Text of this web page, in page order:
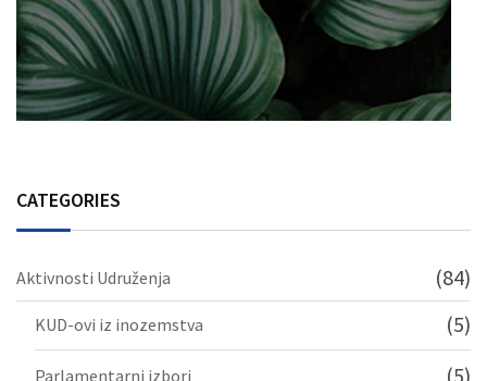
CATEGORIES
Aktivnosti Udruženja (84)
KUD-ovi iz inozemstva (5)
Parlamentarni izbori (5)